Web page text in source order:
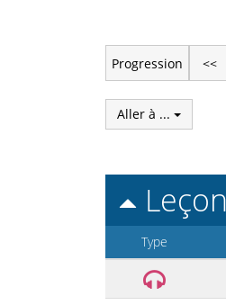
Progression <<
Aller à ...
Type